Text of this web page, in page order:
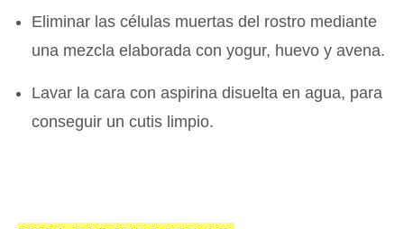
Eliminar las células muertas del rostro mediante
una mezcla elaborada con yogur, huevo y avena.
Lavar la cara con aspirina disuelta en agua, para
conseguir un cutis limpio.